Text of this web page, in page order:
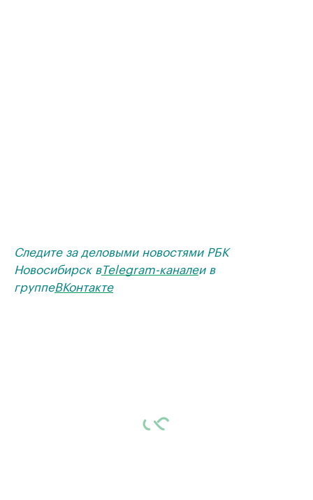
Следите за деловыми новостями РБК
Новосибирск вTelegram-каналеи в
группеВКонтакте